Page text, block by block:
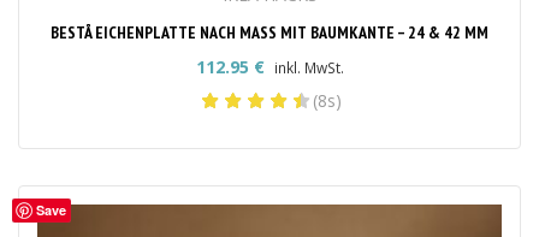
BESTÅ EICHENPLATTE NACH MASS MIT BAUMKANTE – 24 & 42 MM
112.95 € inkl. MwSt.
(8s)
Save